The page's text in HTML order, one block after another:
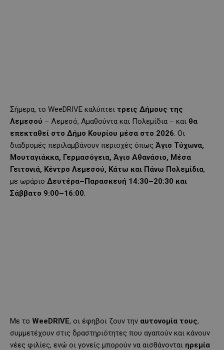
Σήμερα, το WeeDRIVE καλύπτει τρεις Δήμους της
Λεμεσού – Λεμεσό, Αμαθούντα και Πολεμίδια – και θα
επεκταθεί στο Δήμο Κουρίου μέσα στο 2026. Οι
διαδρομές περιλαμβάνουν περιοχές όπως Άγιο Τύχωνα,
Μουταγιάκκα, Γερμασόγεια, Άγιο Αθανάσιο, Μέσα
Γειτονιά, Κέντρο Λεμεσού, Κάτω και Πάνω Πολεμίδια,
με ωράριο Δευτέρα–Παρασκευή 14:30–20:30 και
Σάββατο 9:00–16:00.
Με το WeeDRIVE, οι έφηβοι ζουν την αυτονομία τους,
συμμετέχουν στις δραστηριότητες που αγαπούν και κάνουν
νέες φιλίες, ενώ οι γονείς μπορούν να αισθάνονται ηρεμία